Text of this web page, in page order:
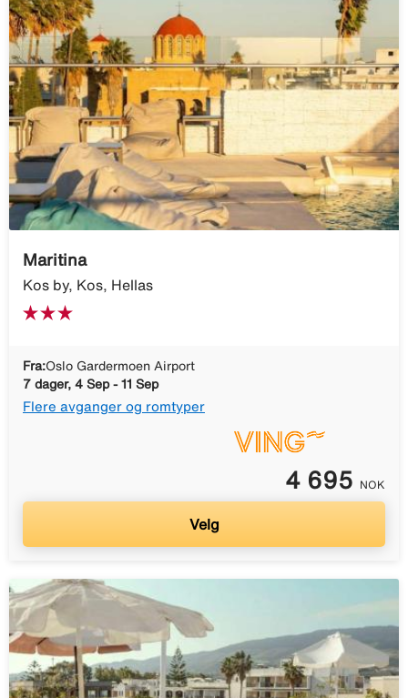
Maritina
Kos by, Kos, Hellas
Fra:Oslo Gardermoen Airport
7 dager, 4 Sep - 11 Sep
Flere avganger og romtyper
4 695 NOK
Velg